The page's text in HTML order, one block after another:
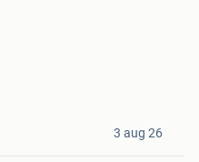
3 aug 26